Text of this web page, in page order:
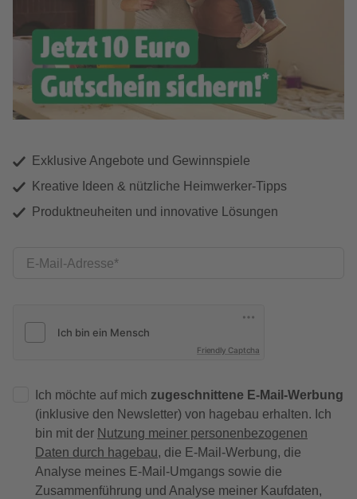
Exklusive Angebote und Gewinnspiele
Kreative Ideen & nützliche Heimwerker-Tipps
Produktneuheiten und innovative Lösungen
E-Mail-Adresse
Friendly Captcha
Ich möchte auf mich zugeschnittene E-Mail-Werbung
(inklusive den Newsletter) von hagebau erhalten. Ich
bin mit der Nutzung meiner personenbezogenen
Daten durch hagebau, die E-Mail-Werbung, die
Analyse meines E-Mail-Umgangs sowie die
Zusammenführung und Analyse meiner Kaufdaten,